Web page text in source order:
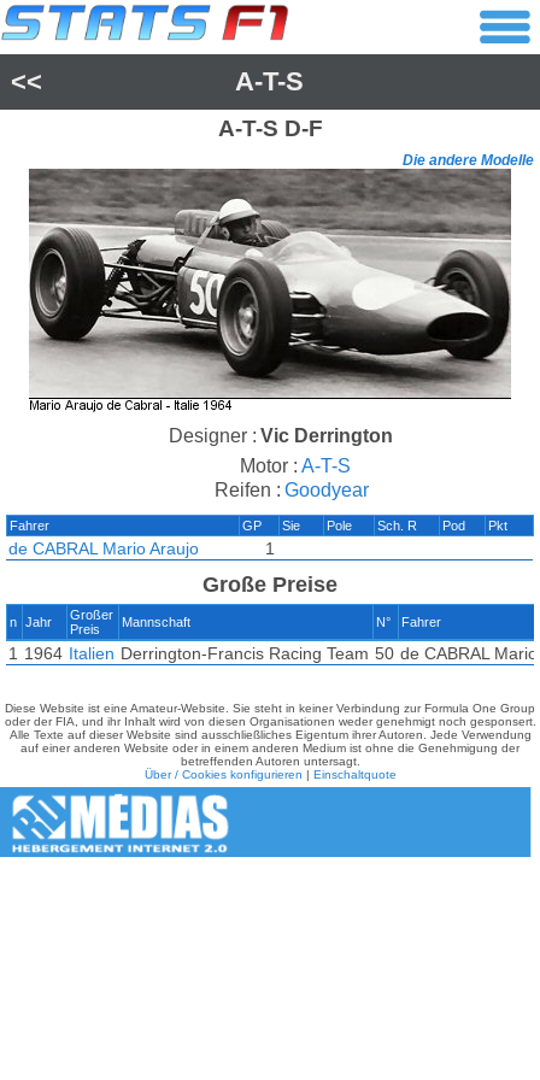
<< A-T-S
A-T-S D-F
Die andere Modelle
Designer : Vic Derrington
Motor : A-T-S
Reifen : Goodyear
Fahrer GP Sie Pole Sch. R Pod Pkt
de CABRAL Mario Araujo 1
Große Preise
n Jahr
Großer
Preis
Mannschaft N° Fahrer
1 1964 Italien Derrington-Francis Racing Team 50 de CABRAL
Diese Website ist eine Amateur-Website. Sie steht in keiner Verbindung zur Formula One Group
oder der FIA, und ihr Inhalt wird von diesen Organisationen weder genehmigt noch gesponsert.
Alle Texte auf dieser Website sind ausschließliches Eigentum ihrer Autoren. Jede Verwendung
auf einer anderen Website oder in einem anderen Medium ist ohne die Genehmigung der
betreffenden Autoren untersagt.
Über / Cookies konfigurieren | Einschaltquote